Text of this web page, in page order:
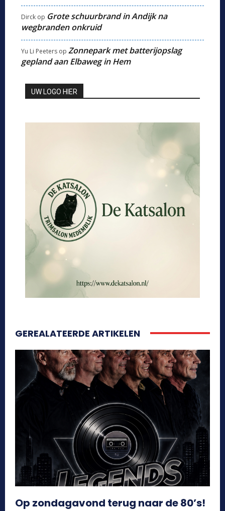
Dirck op Grote schuurbrand in Andijk na
wegbranden onkruid
Yu Li Peeters op Zonnepark met batterijopslag
gepland aan Elbaweg in Hem
UW LOGO HIER
GEREALATEERDE ARTIKELEN
Op zondagavond terug naar de 80’s!